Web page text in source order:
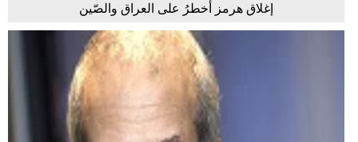
إغلاق هرمز أخطرُ على العراق والصّين